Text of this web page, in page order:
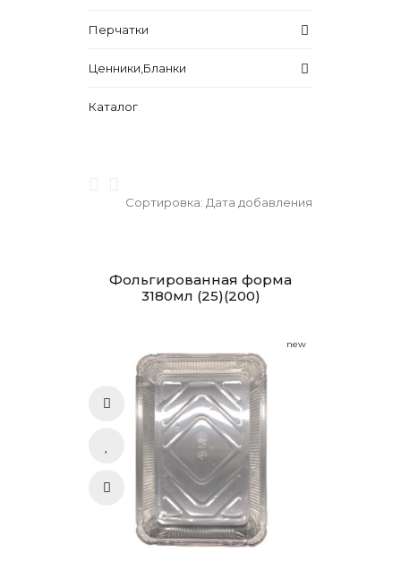
Перчатки
Ценники,Бланки
Каталог
Сортировка: Дата добавления
Фольгированная форма
3180мл (25)(200)
new